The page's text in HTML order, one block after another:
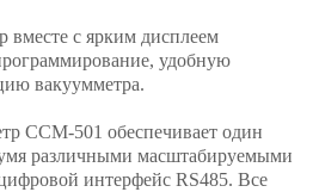
вместе с ярким дисплеем
удобную
вакуумметра.
CCM-501 обеспечивает один
различными масштабируемыми
интерфейс RS485. Все